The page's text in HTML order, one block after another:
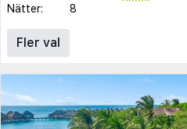
Nätter:
8
Fler val